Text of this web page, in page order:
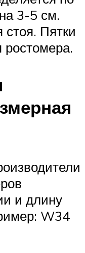
3-5 см.
стоя. Пятки
ростомера.
и длину
W34